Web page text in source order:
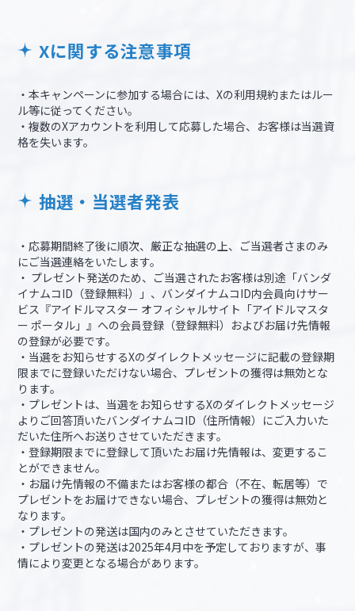
Xに関する注意事項
・本キャンペーンに参加する場合には、Xの利用規約またはルー
ル等に従ってください。
・複数のXアカウントを利用して応募した場合、お客様は当選資
格を失います。
抽選・当選者発表
・応募期間終了後に順次、厳正な抽選の上、ご当選者さまのみ
にご当選連絡をいたします。
・ プレゼント発送のため、ご当選されたお客様は別途「バンダ
イナムコID（登録無料）」、バンダイナムコID内会員向けサー
ビス『アイドルマスター オフィシャルサイト「アイドルマスタ
ー ポータル」』への会員登録（登録無料）およびお届け先情報
の登録が必要です。
・当選をお知らせするXのダイレクトメッセージに記載の登録期
限までに登録いただけない場合、プレゼントの獲得は無効とな
ります。
・プレゼントは、当選をお知らせするXのダイレクトメッセージ
よりご回答頂いたバンダイナムコID（住所情報）にご入力いた
だいた住所へお送りさせていただきます。
・登録期限までに登録して頂いたお届け先情報は、変更するこ
とができません。
・お届け先情報の不備またはお客様の都合（不在、転居等）で
プレゼントをお届けできない場合、プレゼントの獲得は無効と
なります。
・プレゼントの発送は国内のみとさせていただきます。
・プレゼントの発送は2025年4月中を予定しておりますが、事
情により変更となる場合があります。